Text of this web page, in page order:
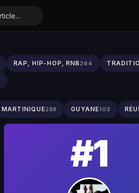
RAP, HIP-HOP, RNB264
MARTINIQUE288 GUYANE103
#1